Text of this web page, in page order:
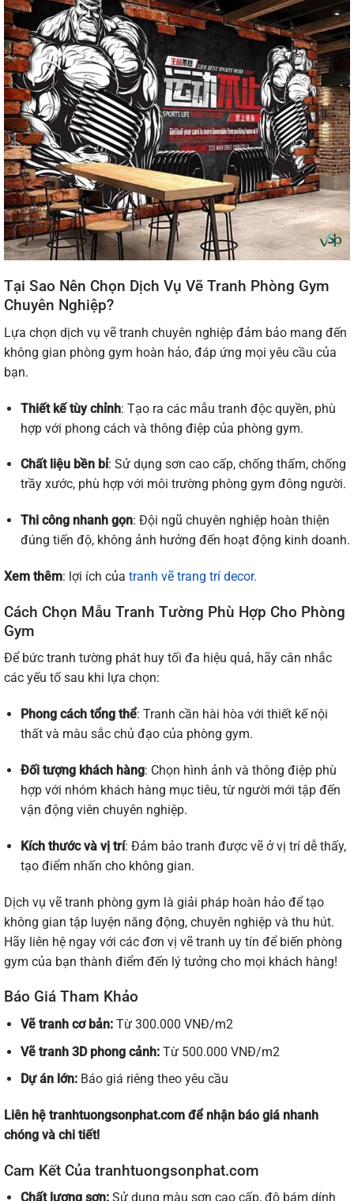
Tại Sao Nên Chọn Dịch Vụ Vẽ Tranh Phòng Gym
Chuyên Nghiệp?
Lựa chọn dịch vụ vẽ tranh chuyên nghiệp đảm bảo mang đến
không gian phòng gym hoàn hảo, đáp ứng mọi yêu cầu của
bạn.
Thiết kế tùy chỉnh: Tạo ra các mẫu tranh độc quyền, phù
hợp với phong cách và thông điệp của phòng gym.
Chất liệu bền bỉ: Sử dụng sơn cao cấp, chống thấm, chống
trầy xước, phù hợp với môi trường phòng gym đông người.
Thi công nhanh gọn: Đội ngũ chuyên nghiệp hoàn thiện
đúng tiến độ, không ảnh hưởng đến hoạt động kinh doanh.
Xem thêm: lợi ích của tranh vẽ trang trí decor.
Cách Chọn Mẫu Tranh Tường Phù Hợp Cho Phòng
Gym
Để bức tranh tường phát huy tối đa hiệu quả, hãy cân nhắc
các yếu tố sau khi lựa chọn:
Phong cách tổng thể: Tranh cần hài hòa với thiết kế nội
thất và màu sắc chủ đạo của phòng gym.
Đối tượng khách hàng: Chọn hình ảnh và thông điệp phù
hợp với nhóm khách hàng mục tiêu, từ người mới tập đến
vận động viên chuyên nghiệp.
Kích thước và vị trí: Đảm bảo tranh được vẽ ở vị trí dễ thấy,
tạo điểm nhấn cho không gian.
Dịch vụ vẽ tranh phòng gym là giải pháp hoàn hảo để tạo
không gian tập luyện năng động, chuyên nghiệp và thu hút.
Hãy liên hệ ngay với các đơn vị vẽ tranh uy tín để biến phòng
gym của bạn thành điểm đến lý tưởng cho mọi khách hàng!
Báo Giá Tham Khảo
Vẽ tranh cơ bản:Từ 300.000 VNĐ/m2
Vẽ tranh 3D phong cảnh:Từ 500.000 VNĐ/m2
Dự án lớn:Báo giá riêng theo yêu cầu
Liên hệ tranhtuongsonphat.com để nhận báo giá nhanh
chóng và chi tiết!
Cam Kết Của tranhtuongsonphat.com
Chất lượng sơn:Sử dụng màu sơn cao cấp, độ bám dính